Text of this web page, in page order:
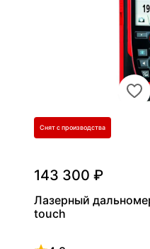
Снят с производства
143 300 ₽
Лазерный
touch